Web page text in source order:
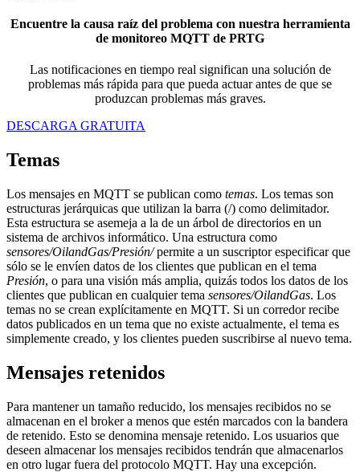
Encuentre la causa raíz del problema con nuestra herramienta
de monitoreo MQTT de PRTG
Las notificaciones en tiempo real significan una solución de
problemas más rápida para que pueda actuar antes de que se
produzcan problemas más graves.
DESCARGA GRATUITA
Temas
Los mensajes en MQTT se publican como temas. Los temas son
estructuras jerárquicas que utilizan la barra (/) como delimitador.
Esta estructura se asemeja a la de un árbol de directorios en un
sistema de archivos informático. Una estructura como
sensores/OilandGas/Presión/permite a un suscriptor especificar que
sólo se le envíen datos de los clientes que publican en el tema
Presión, o para una visión más amplia, quizás todos los datos de los
clientes que publican en cualquier tema sensores/OilandGas. Los
temas no se crean explícitamente en MQTT. Si un corredor recibe
datos publicados en un tema que no existe actualmente, el tema es
simplemente creado, y los clientes pueden suscribirse al nuevo tema.
Mensajes retenidos
Para mantener un tamaño reducido, los mensajes recibidos no se
almacenan en el broker a menos que estén marcados con la bandera
de retenido. Esto se denomina mensaje retenido. Los usuarios que
deseen almacenar los mensajes recibidos tendrán que almacenarlos
en otro lugar fuera del protocolo MQTT. Hay una excepción.